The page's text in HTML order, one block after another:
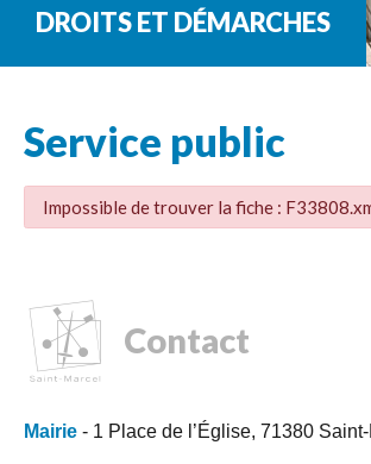
DROITS ET DÉMARCHES
Service public
Impossible de trouver la fiche :
Contact
Mairie - 1 Place de l’Église, 71380 Saint-